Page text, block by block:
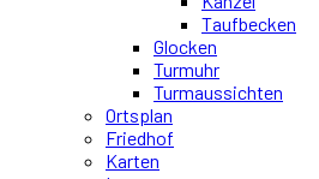
Taufbecken
Glocken
Turmuhr
Turmaussichten
Ortsplan
Friedhof
Karten